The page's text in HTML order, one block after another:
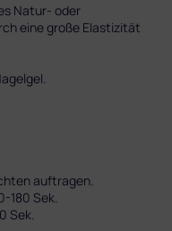
Natur- oder
eine große Elastizität
auftragen.
180 Sek.
Sek.